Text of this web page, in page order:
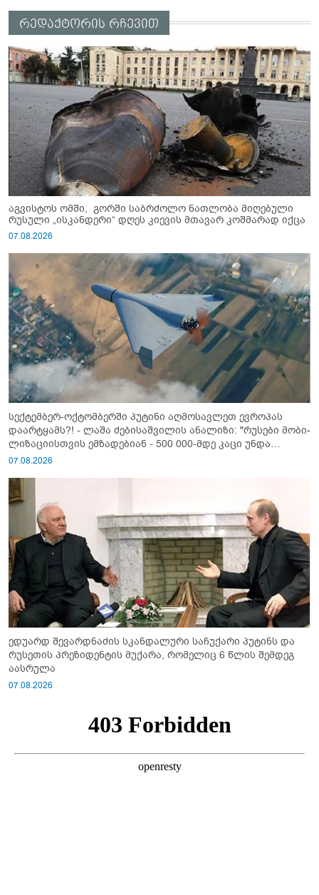
რედაქტორის რჩევით
აგვისტოს ომში, გორში საბრძოლო ნათლობა მიღებული
რუსული „ისკანდერი“ დღეს კიევის მთავარ კოშმარად იქცა
07.08.2026
სექტემბერ-ოქტომბერში პუტინი აღმოსავლეთ ევროპას
დაარტყამს?! - ლაშა ძებისაშვილის ანალიზი: "რუსები მობი­
ლიზაციისთვის ემზადებიან - 500 000-მდე კაცი უნდა
გაიწვიონ ომში"
07.08.2026
ედუარდ შევარდნაძის სკანდალური საჩუქარი პუტინს და
რუსეთის პრეზიდენტის მუქარა, რომელიც 6 წლის შემდეგ
აასრულა
07.08.2026